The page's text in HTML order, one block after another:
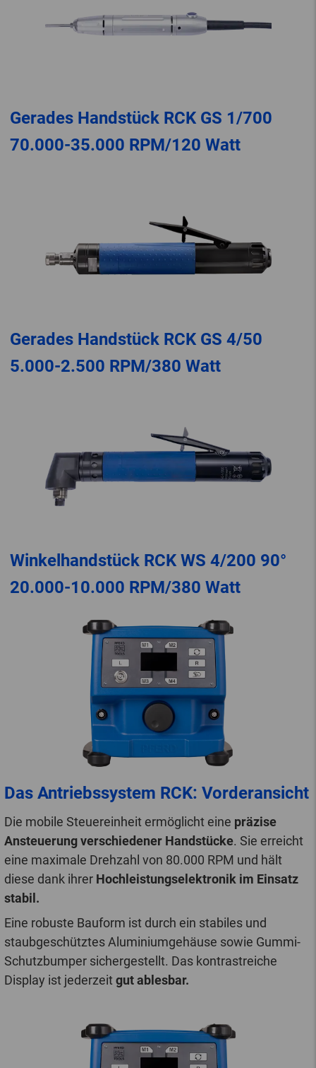
Gerades Handstück RCK GS 1/700
70.000-35.000 RPM/120 Watt
Gerades Handstück RCK GS 4/50
5.000-2.500 RPM/380 Watt
Winkelhandstück RCK WS 4/200 90°
20.000-10.000 RPM/380 Watt
Das Antriebssystem RCK: Vorderansicht
Die mobile Steuereinheit ermöglicht eine präzise
Ansteuerung verschiedener Handstücke. Sie erreicht
eine maximale Drehzahl von 80.000 RPM und hält
diese dank ihrer Hochleistungselektronik im Einsatz
stabil.
Eine robuste Bauform ist durch ein stabiles und
staubgeschütztes Aluminiumgehäuse sowie Gummi-
Schutzbumper sichergestellt. Das kontrastreiche
Display ist jederzeitgut ablesbar.